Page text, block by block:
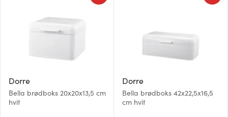
Dorre
Bella brødboks 20x20x13,5 cm
hvit
Dorre
Bella brødboks 42x22,5x16,5
cm hvit